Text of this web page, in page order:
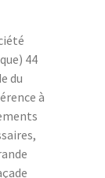
44
du
à